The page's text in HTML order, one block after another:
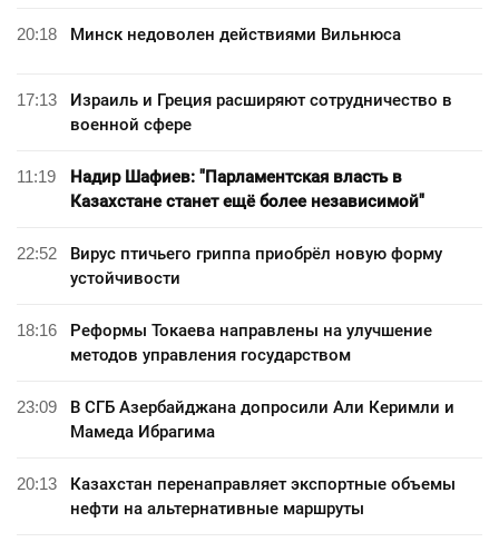
20:18 Минск недоволен действиями Вильнюса
17:13
Израиль и Греция расширяют сотрудничество в
военной сфере
11:19
Надир Шафиев: "Парламентская власть в
Казахстане станет ещё более независимой"
22:52
Вирус птичьего гриппа приобрёл новую форму
устойчивости
18:16
Реформы Токаева направлены на улучшение
методов управления государством
23:09
В СГБ Азербайджана допросили Али Керимли и
Мамеда Ибрагима
20:13
Казахстан перенаправляет экспортные объемы
нефти на альтернативные маршруты